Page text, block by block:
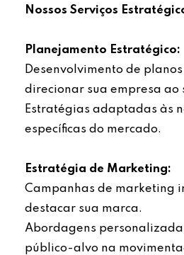
Nossos Serviços
Planejamento Estratégico:
Desenvolvimento de
direcionar sua empresa ao
Estratégias adaptadas às
específicas do mercado.
Estratégia de Marketing:
Campanhas de marketing
destacar sua marca.
Abordagens
público-alvo na